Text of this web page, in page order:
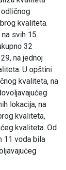
odličnog
kvaliteta.
svih 15
32
na jednoj
U opštini
kvaliteta, na
lokacija, na
kvaliteta,
kvaliteta. Od
11 voda bila